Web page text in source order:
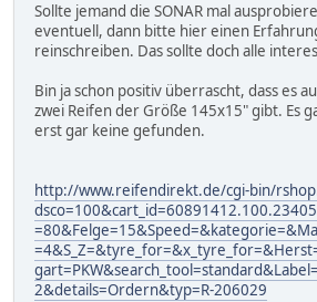
Sollte jemand die SONAR mal
eventuell, dann bitte hier einen
reinschreiben. Das sollte doch alle
Bin ja schon positiv überrascht, dass es
zwei Reifen der Größe 145x15" gibt. Es
erst gar keine gefunden.
http://www.reifendirekt.de/cgi-bin/
2&details=Ordern&typ=R-206029